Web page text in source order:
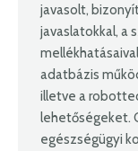
javasolt,
javaslatokkal, a
adatbázis
illetve a
lehetőségeket.
egészségügyi